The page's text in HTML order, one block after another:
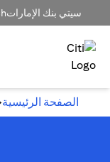
سيتي بنك الإمارات
الصفحة الرئيسية